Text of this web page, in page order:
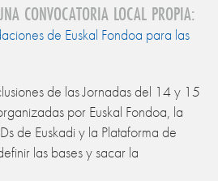
CONVOCATORIA LOCAL PROPIA:
de Euskal Fondoa para las
de las Jornadas del 14 y 15
por Euskal Fondoa, la
de Euskadi y la Plataforma de
las bases y sacar la